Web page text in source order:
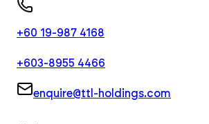
+60 19-987 4168
+603-8955 4466
enquire@ttl-holdings.com